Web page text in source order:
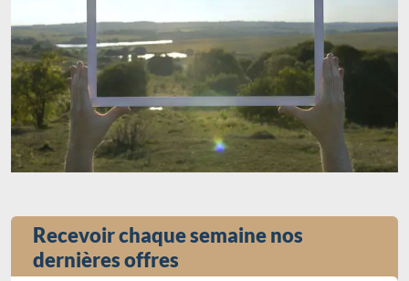
Recevoir chaque semaine nos
dernières offres